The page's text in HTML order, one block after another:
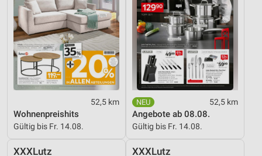
52,5 km
Wohnenpreishits
Gültig bis Fr. 14.08.
52,5 km
Angebote ab 08.08.
Gültig bis Fr. 14.08.
XXXLutz XXXLutz
Geräte anhand von aktiv angeforderten
Informationen identifizieren
Nicht-IAB-Verarbeitungszwecke:
Notwendig
Performance
Funktional